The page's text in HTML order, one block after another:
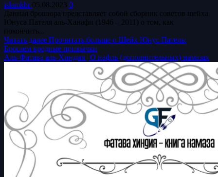
islamkbr 05.08.2023 0
Данная брошюра представляет собой сборник советов шейха
Юнуса Пателя аль-Ханафи (1946 – 2011) о том, как
покончить...
Читать далее Прочитать больше о Шейх Юнус Патель:
Бросаем вредные привычки
Аль-Фатава аль-Хиндия | О нафль (дополнительных) намазах